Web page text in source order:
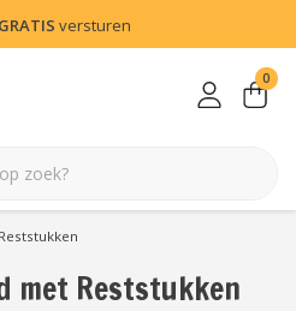
GRATIS versturen
0
Reststukken
met Reststukken